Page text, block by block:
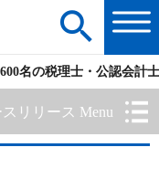
名の税理士・公認会計
スリリース Menu